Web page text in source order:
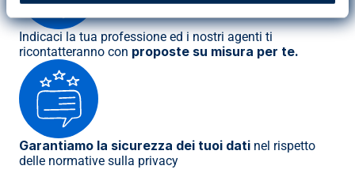
Indicaci la tua professione ed i nostri agenti ti
ricontatteranno con proposte su misura per te.
Garantiamo la sicurezza dei tuoi dati nel rispetto
delle normative sulla privacy